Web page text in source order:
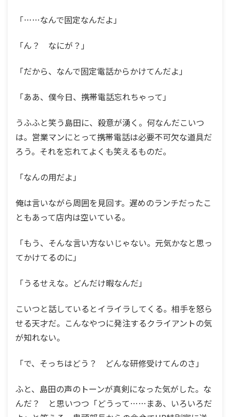
「……なんで固定なんだよ」
「ん？ なにが？」
「だから、なんで固定電話からかけてんだよ」
「ああ、僕今日、携帯電話忘れちゃって」
うふふと笑う島田に、殺意が湧く。何なんだこいつ
は。営業マンにとって携帯電話は必要不可欠な道具だ
ろう。それを忘れてよくも笑えるものだ。
「なんの用だよ」
俺は言いながら周囲を見回す。遅めのランチだったこ
ともあって店内は空いている。
「もう、そんな言い方ないじゃない。元気かなと思っ
てかけてるのに」
「うるせえな。どんだけ暇なんだ」
こいつと話しているとイライラしてくる。相手を怒ら
せる天才だ。こんなやつに発注するクライアントの気
が知れない。
「で、そっちはどう？ どんな研修受けてんのさ」
ふと、島田の声のトーンが真剣になった気がした。な
んだ？ と思いつつ「どうって……まあ、いろいろだ